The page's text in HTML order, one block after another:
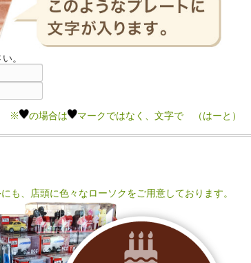
。
※ の場合は マークではなく、文字で （はーと）
も、店頭に色々なローソクをご用意しております。